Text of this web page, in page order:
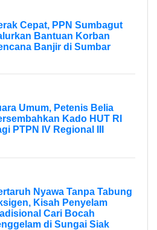
Cepat, PPN Sumbagut
Bantuan Korban
Banjir di Sumbar
Umum, Petenis Belia
Kado HUT RI
PTPN IV Regional III
Nyawa Tanpa Tabung
Kisah Penyelam
Cari Bocah
di Sungai Siak